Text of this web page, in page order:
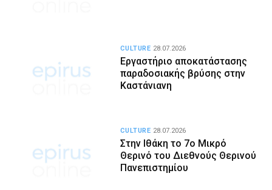
Εργαστήριο αποκατάστασης
παραδοσιακής βρύσης στην
Καστάνιανη
CULTURE 28.07.2026
Στην Ιθάκη το 7ο Μικρό
Θερινό του Διεθνούς Θερινού
Πανεπιστημίου
CULTURE 28.07.2026